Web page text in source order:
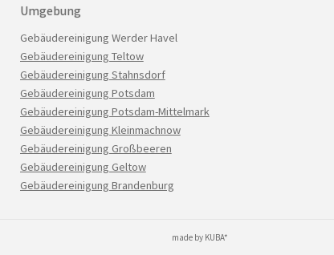
Umgebung
Navigation
überspringen
Gebäudereinigung Werder Havel
Gebäudereinigung Teltow
Gebäudereinigung Stahnsdorf
Gebäudereinigung Potsdam
Gebäudereinigung Potsdam-Mittelmark
Gebäudereinigung Kleinmachnow
Gebäudereinigung Großbeeren
Gebäudereinigung Geltow
Gebäudereinigung Brandenburg
made by KUBA*